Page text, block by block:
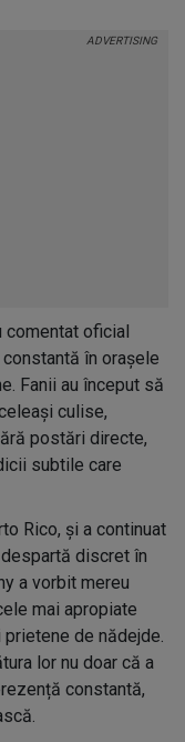
comentat oficial
în orașele
Fanii au început să
culise,
postări directe,
subtile care
Rico, și a continuat
discret în
a vorbit mereu
mai apropiate
de nădejde.
lor nu doar că a
constantă,